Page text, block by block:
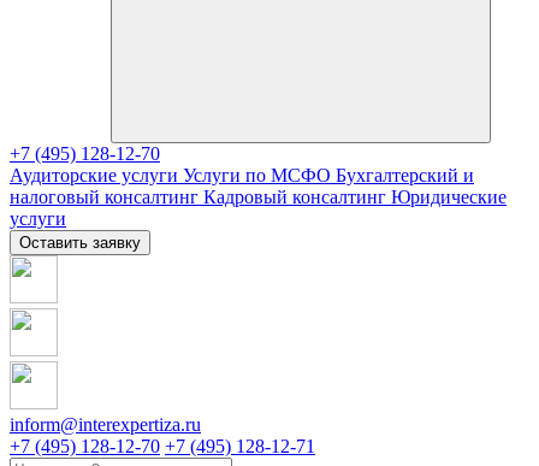
+7 (495) 128-12-70
Аудиторские услуги Услуги по МСФО Бухгалтерский и
налоговый консалтинг Кадровый консалтинг Юридические
услуги
Оставить заявку
inform@interexpertiza.ru
+7 (495) 128-12-70 +7 (495) 128-12-71